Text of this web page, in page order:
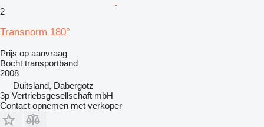
2
Transnorm 180°
Prijs op aanvraag
Bocht transportband
2008
Duitsland, Dabergotz
3p Vertriebsgesellschaft mbH
Contact opnemen met verkoper